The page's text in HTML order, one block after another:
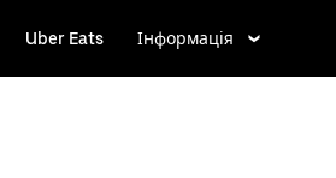
Uber Eats Інформація